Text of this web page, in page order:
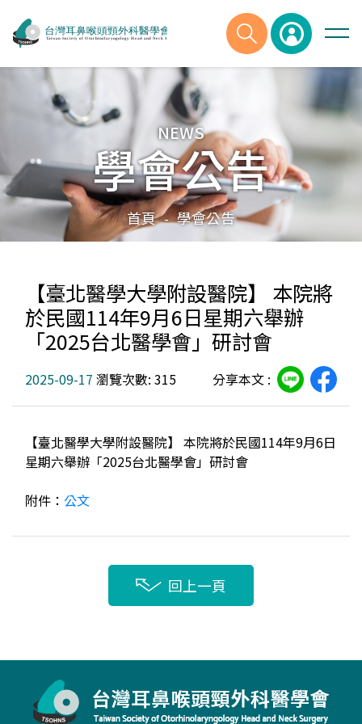
NEWS
學會公告
首頁 - 學會公告
【臺北醫學大學附設醫院】 本院將
於民國114年9月6日星期六舉辦
「2025台北醫學會」研討會
2025-09-17 瀏覽次數: 315 分享本文 :
【臺北醫學大學附設醫院】 本院將於民國114年9月6日
星期六舉辦「2025台北醫學會」研討會
附件： 公文
回上一頁